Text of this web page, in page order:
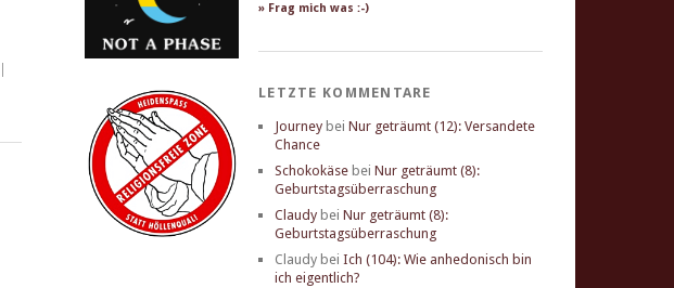
» Frag mich was :-)
LETZTE KOMMENTARE
Journey bei Nur geträumt (12): Versandete
Chance
Schokokäse bei Nur geträumt (8):
Geburtstagsüberraschung
Claudy bei Nur geträumt (8):
Geburtstagsüberraschung
Claudy bei Ich (104): Wie anhedonisch bin
ich eigentlich?